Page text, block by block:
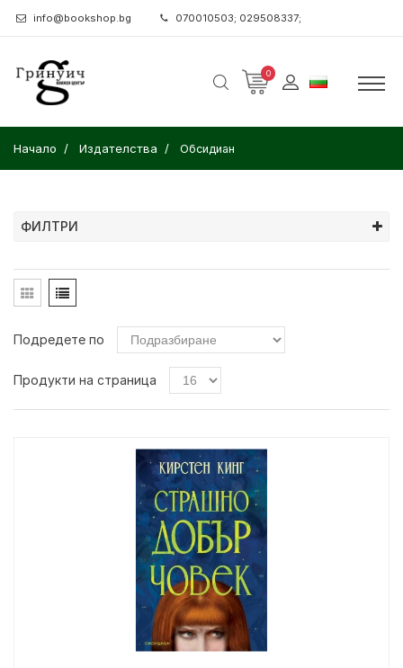
info@bookshop.bg 070010503; 029508337;
0
Начало Издателства Обсидиан
ФИЛТРИ
Подредете по
Продукти на страница